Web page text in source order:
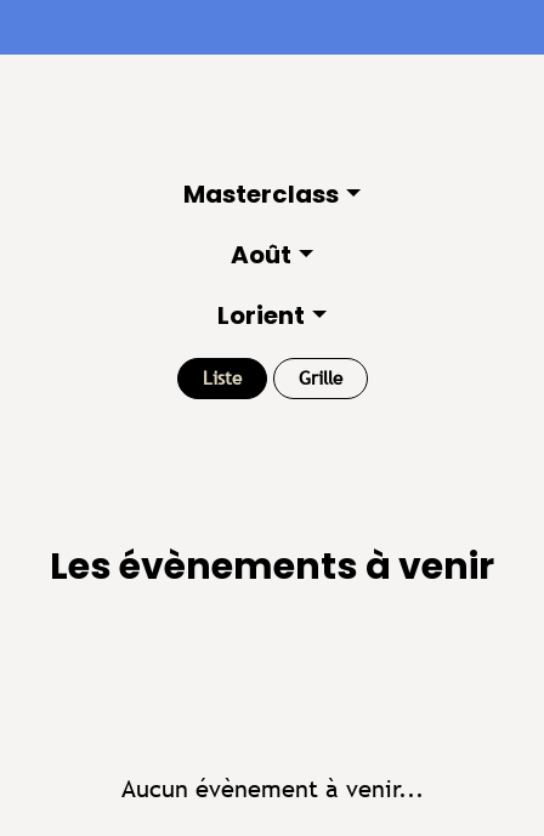
Masterclass
Août
Lorient
Liste Grille
Les évènements à venir
Aucun évènement à venir...